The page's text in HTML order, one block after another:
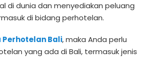
di dunia dan menyediakan peluang
di bidang perhotelan.
Perhotelan Bali, maka Anda perlu
yang ada di Bali, termasuk jenis